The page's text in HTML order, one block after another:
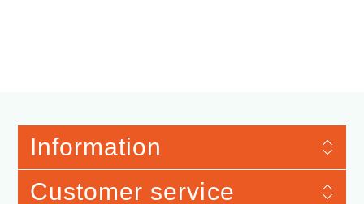
Information
Customer service